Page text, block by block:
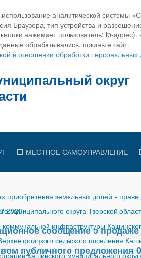
аналитической системы
Браузера; тип устройства и
нажимает пользователь; ip-
обрабатывались, покиньте сайт.
в отношении обработки персональных
МЕСТНОЕ САМОУПРАВЛЕНИЕ
земельных долей в
муниципального округа Тверской
инфраструктуры
сельского поселения
Кашинского муниципального
сообщение о
публичного предложения